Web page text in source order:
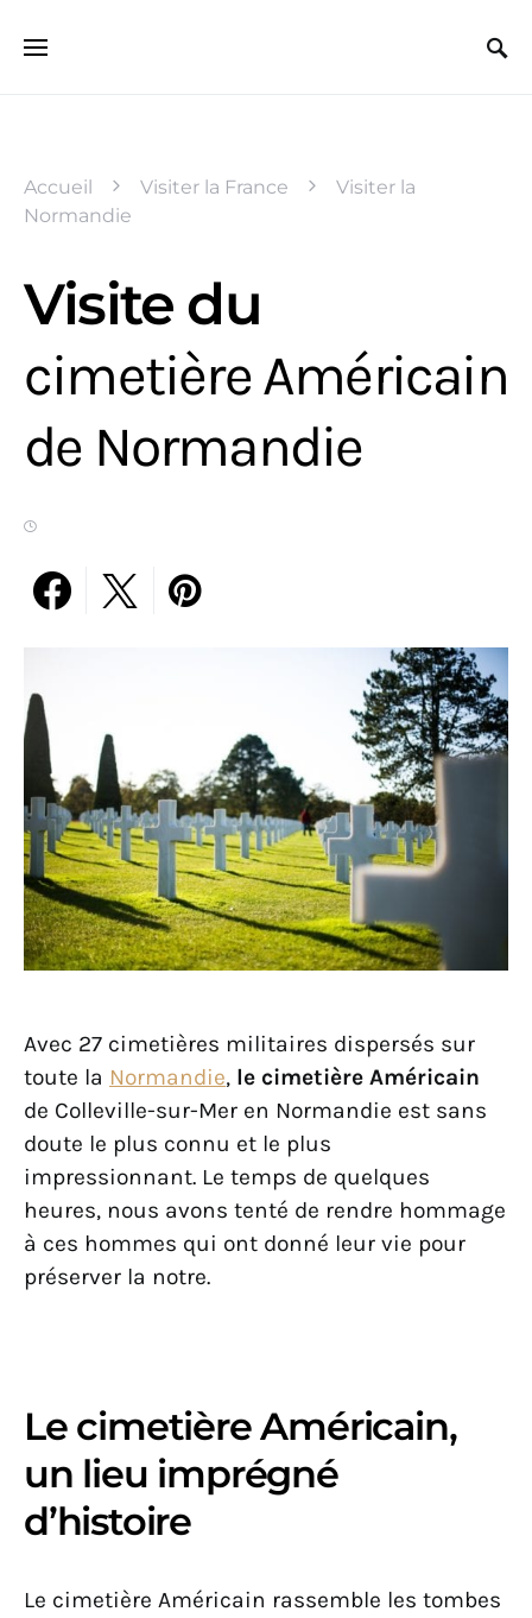
Accueil Visiter la France
Visiter la
Normandie
Visite du
cimetière Américain
de Normandie
Avec 27 cimetières militaires dispersés sur
toute la Normandie, le cimetière Américain
de Colleville-sur-Mer en Normandie est sans
doute le plus connu et le plus
impressionnant. Le temps de quelques
heures, nous avons tenté de rendre hommage
à ces hommes qui ont donné leur vie pour
préserver la notre.
Le cimetière Américain,
un lieu imprégné
d’histoire
Le cimetière Américain rassemble les tombes